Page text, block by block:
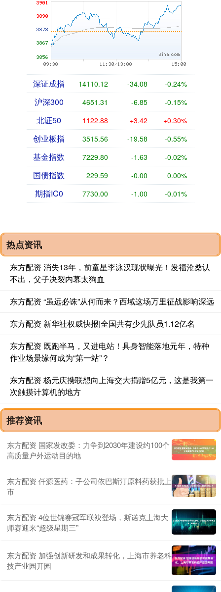
深证成指 14110.12 -34.08 -0.24%
沪深300 4651.31 -6.85 -0.15%
北证50 1122.88 +3.42 +0.30%
创业板指 3515.56 -19.58 -0.55%
基金指数 7229.80 -1.63 -0.02%
国债指数 229.59 -0.00 0.00%
期指IC0 7730.00 -1.00 -0.01%
热点资讯
东方配资 消失13年，前童星李泳汉现状曝光！发福沧桑认
不出，父子决裂内幕太狗血
东方配资 “虽远必诛”从何而来？西域这场万里征战影响深远
东方配资 新华社权威快报|全国共有少先队员1.12亿名
东方配资 既跑半马，又进电站！具身智能落地元年，特种
作业场景缘何成为“第一站”？
东方配资 杨元庆携联想向上海交大捐赠5亿元，这是我第一
次触摸计算机的地方
推荐资讯
东方配资 国家发改委：力争到2030年建设约100个
高质量户外运动目的地
东方配资 仟源医药：子公司依巴斯汀原料药获批上
市
东方配资 4位世锦赛冠军联袂登场，斯诺克上海大
师赛迎来“超级星期三”
东方配资 加强创新研发和成果转化，上海市养老科
技产业园开园